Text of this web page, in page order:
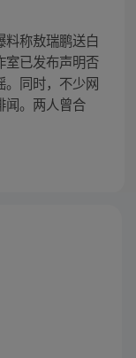
称敖瑞鹏送白
室已发布声明否
。同时，不少网
闻。两人曾合